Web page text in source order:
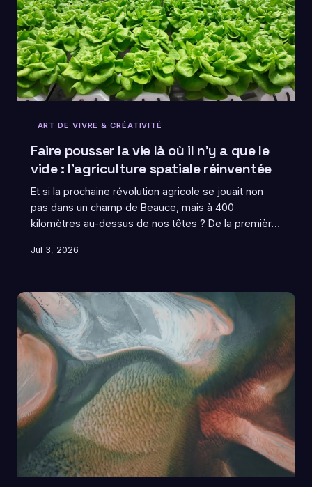
ART DE VIVRE & CRÉATIVITÉ
Faire pousser la vie là où il n'y a que le
vide : l'agriculture spatiale réinventée
Et si la prochaine révolution agricole se jouait non
pas dans un champ de Beauce, mais à 400
kilomètres au-dessus de nos têtes ? De la première
martiennes, l'agriculture spatiale nous oblige à
Jul 3, 2026